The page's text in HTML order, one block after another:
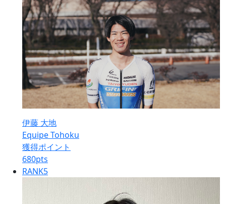
伊藤 大地
Equipe Tohoku
獲得ポイント
680pts
RANK5